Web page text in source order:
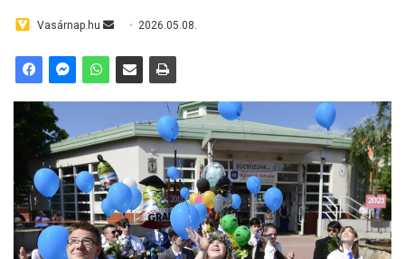
Vasárnap.hu
n
m
a
i
l
2026.05.08.